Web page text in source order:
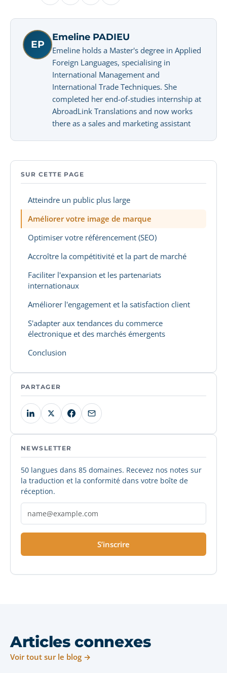
EP
Emeline PADIEU
Emeline holds a Master's degree in Applied
Foreign Languages, specialising in
International Management and
International Trade Techniques. She
completed her end-of-studies internship at
AbroadLink Translations and now works
there as a sales and marketing assistant
SUR CETTE PAGE
Atteindre un public plus large
Améliorer votre image de marque
Optimiser votre référencement (SEO)
Accroître la compétitivité et la part de marché
Faciliter l'expansion et les partenariats
internationaux
Améliorer l'engagement et la satisfaction client
S'adapter aux tendances du commerce
électronique et des marchés émergents
Conclusion
PARTAGER
NEWSLETTER
50 langues dans 85 domaines. Recevez nos notes sur
la traduction et la conformité dans votre boîte de
réception.
S’inscrire
Articles connexes
Voir tout sur le blog →